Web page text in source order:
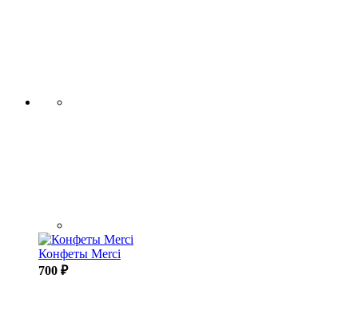
Конфеты Merci
700 ₽